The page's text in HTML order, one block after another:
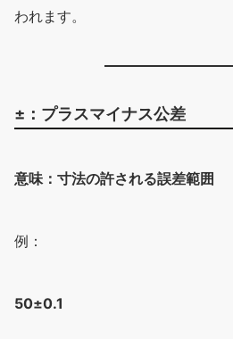
われます。
±：プラスマイナス公差
意味：寸法の許される誤差範囲
例：
50±0.1